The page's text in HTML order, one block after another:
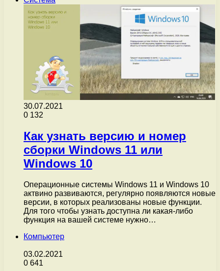
30.07.2021
0 132
Как узнать версию и номер
сборки Windows 11 или
Windows 10
Операционные системы Windows 11 и Windows 10
актвино развиваются, регулярно появляются новые
версии, в которых реализованы новые функции.
Для того чтобы узнать доступна ли какая-либо
функция на вашей системе нужно…
Компьютер
03.02.2021
0 641